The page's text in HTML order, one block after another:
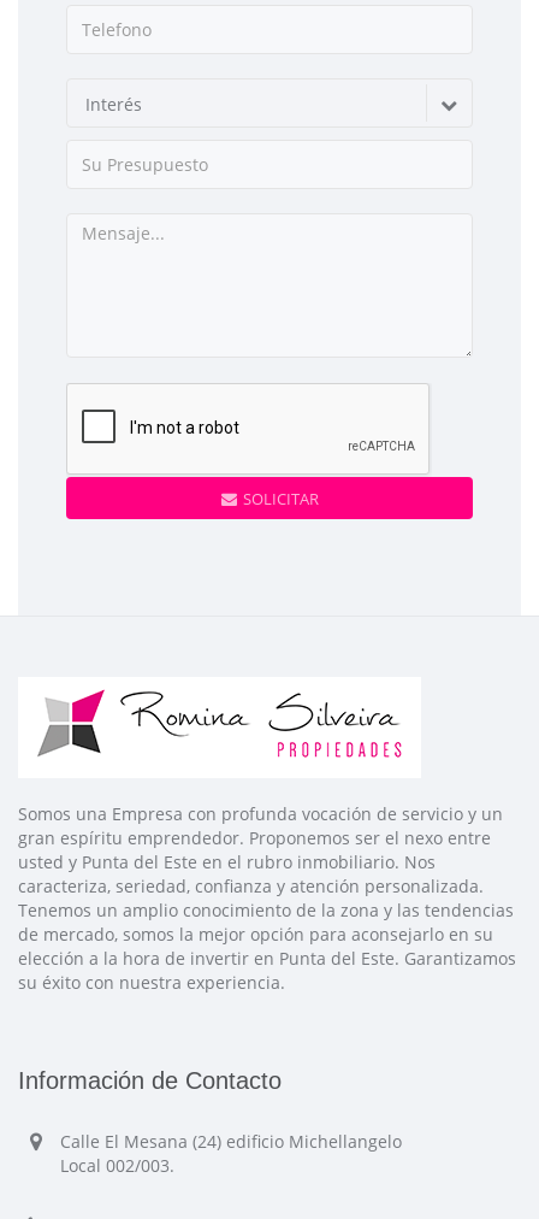
Interés
SOLICITAR
Somos una Empresa con profunda vocación de servicio y un
gran espíritu emprendedor. Proponemos ser el nexo entre
usted y Punta del Este en el rubro inmobiliario. Nos
caracteriza, seriedad, confianza y atención personalizada.
Tenemos un amplio conocimiento de la zona y las tendencias
de mercado, somos la mejor opción para aconsejarlo en su
elección a la hora de invertir en Punta del Este. Garantizamos
su éxito con nuestra experiencia.
Información de Contacto
Calle El Mesana (24) edificio Michellangelo
Local 002/003.